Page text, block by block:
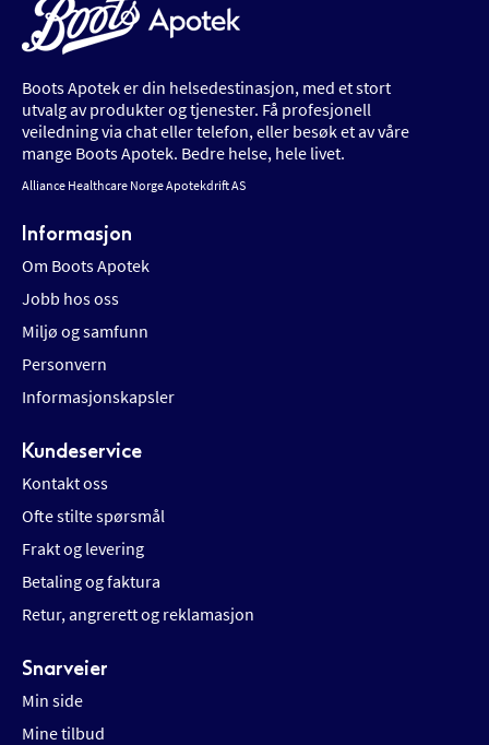
Boots Apotek er din helsedestinasjon, med et stort
utvalg av produkter og tjenester. Få profesjonell
veiledning via chat eller telefon, eller besøk et av våre
mange Boots Apotek. Bedre helse, hele livet.
Alliance Healthcare Norge Apotekdrift AS
Informasjon
Om Boots Apotek
Jobb hos oss
Miljø og samfunn
Personvern
Informasjonskapsler
Kundeservice
Kontakt oss
Ofte stilte spørsmål
Frakt og levering
Betaling og faktura
Retur, angrerett og reklamasjon
Snarveier
Min side
Mine tilbud